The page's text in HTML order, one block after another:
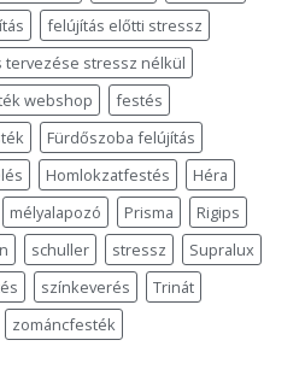
felújítás előtti stressz
tervezése stressz nélkül
webshop
festés
Fürdőszoba felújítás
Homlokzatfestés
Héra
mélyalapozó Prisma
Rigips
schuller stressz
Supralux
színkeverés
Trinát
zománcfesték